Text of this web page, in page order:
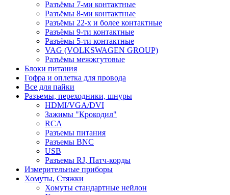
Разъёмы 7-ми контактные
Разъёмы 8-ми контактные
Разъёмы 22-х и более контактные
Разъёмы 9-ти контактные
Разъёмы 5-ти контактные
VAG (VOLKSWAGEN GROUP)
Разъёмы межжгутовые
Блоки питания
Гофра и оплетка для провода
Все для пайки
Разъемы, переходники, шнуры
HDMI/VGA/DVI
Зажимы "Крокодил"
RCA
Разъемы питания
Разъемы BNC
USB
Разъемы RJ, Патч-корды
Измерительные приборы
Хомуты, Стяжки
Хомуты стандартные нейлон